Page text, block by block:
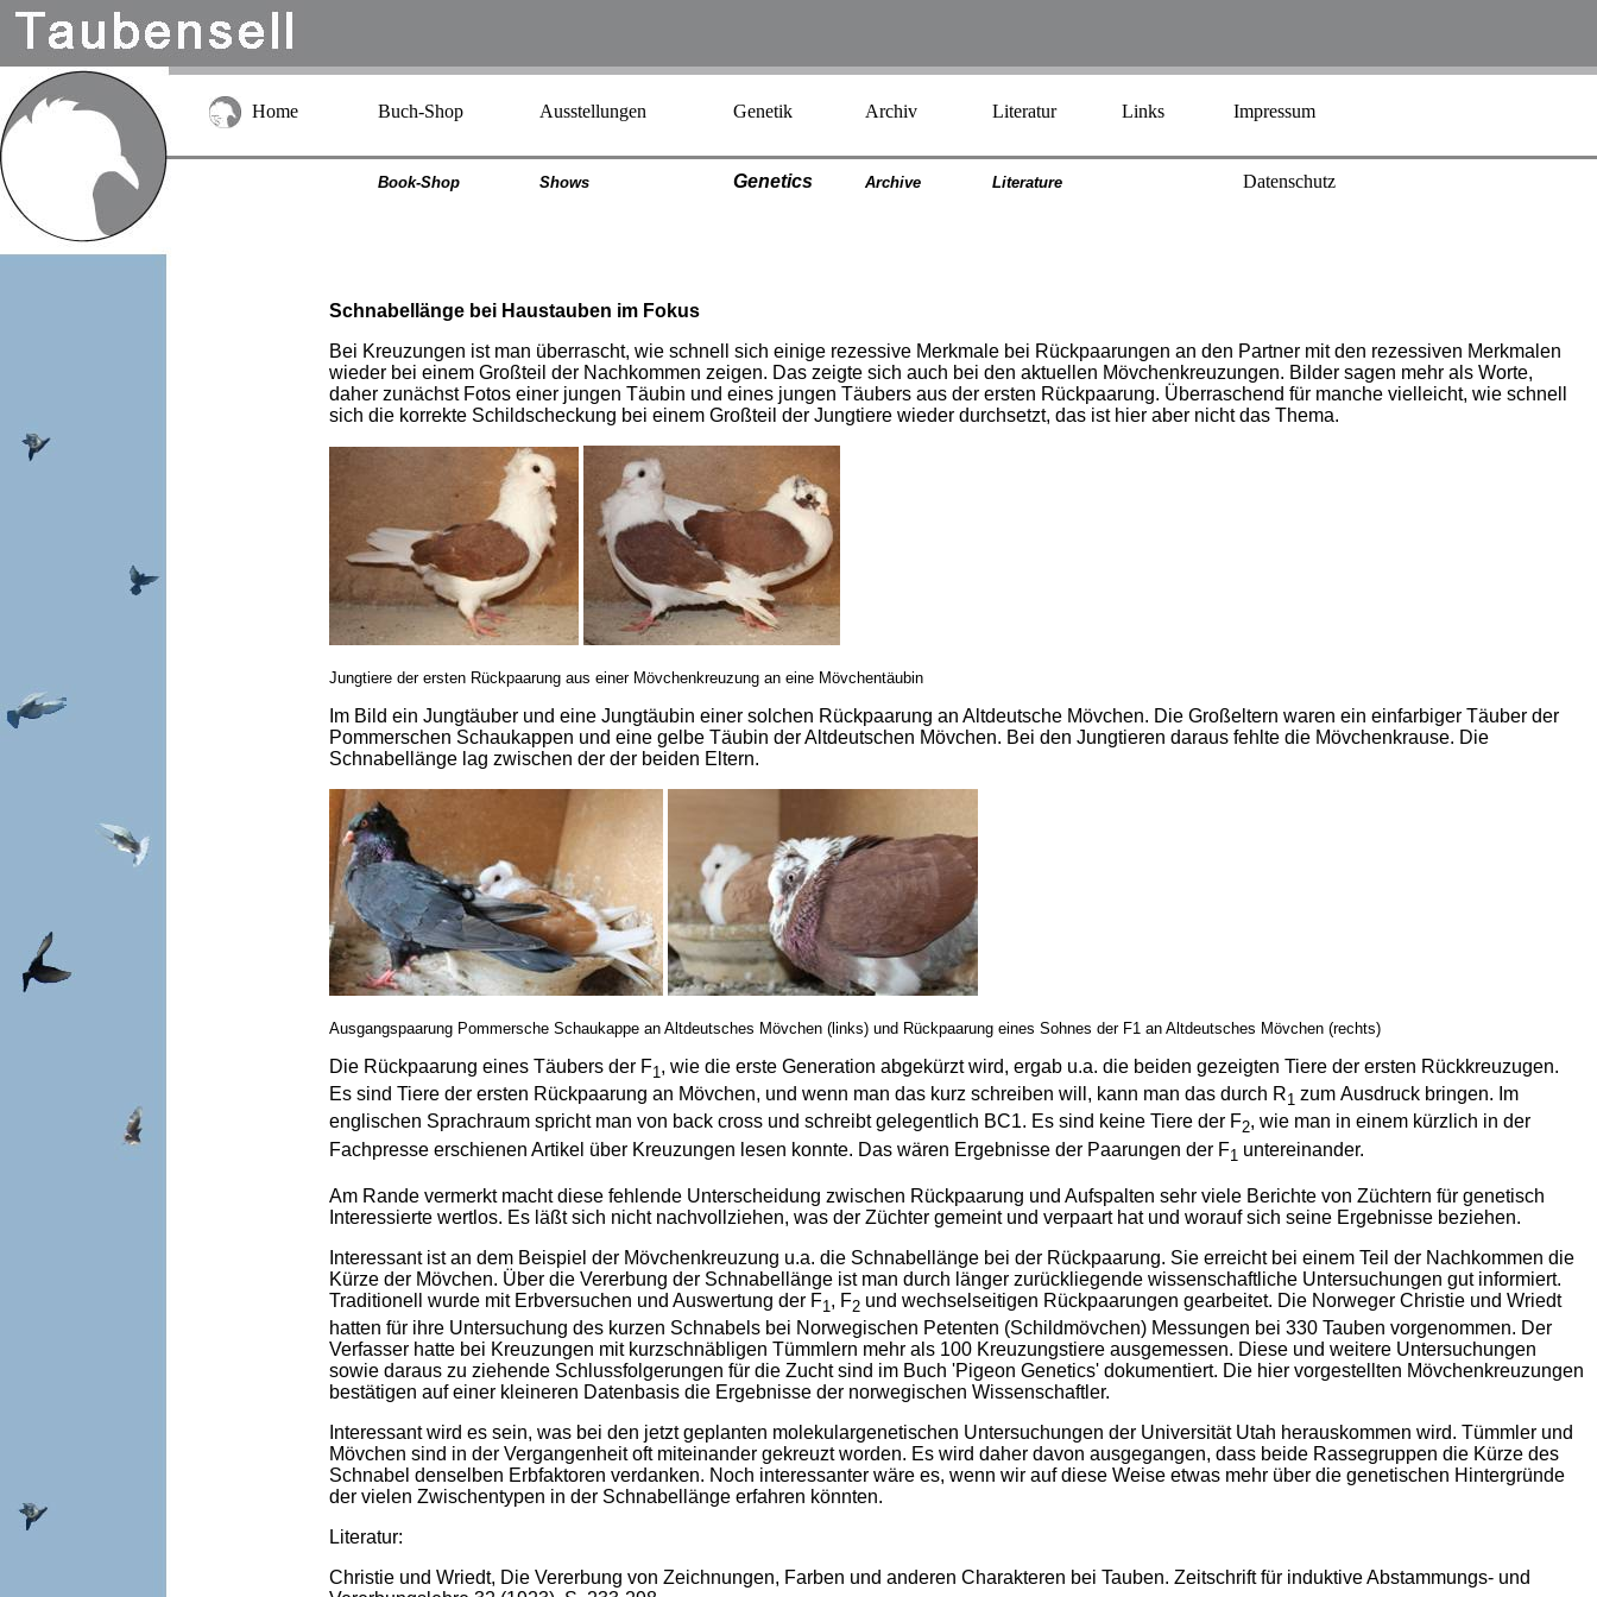
Home Buch-Shop Ausstellungen Genetik Archiv Literatur Links Impressum
Book-Shop Shows Genetics Archive Literature Datenschutz
Schnabellänge bei Haustauben im Fokus
Bei Kreuzungen ist man überrascht, wie schnell sich einige rezessive Merkmale bei Rückpaarungen an den Partner mit den rezessiven Merkmalen
wieder bei einem Großteil der Nachkommen zeigen. Das zeigte sich auch bei den aktuellen Mövchenkreuzungen. Bilder sagen mehr als Worte,
daher zunächst Fotos einer jungen Täubin und eines jungen Täubers aus der ersten Rückpaarung. Überraschend für manche vielleicht, wie schnell
sich die korrekte Schildscheckung bei einem Großteil der Jungtiere wieder durchsetzt, das ist hier aber nicht das Thema.
Jungtiere der ersten Rückpaarung aus einer Mövchenkreuzung an eine Mövchentäubin
Im Bild ein Jungtäuber und eine Jungtäubin einer solchen Rückpaarung an Altdeutsche Mövchen. Die Großeltern waren ein einfarbiger Täuber der
Pommerschen Schaukappen und eine gelbe Täubin der Altdeutschen Mövchen. Bei den Jungtieren daraus fehlte die Mövchenkrause. Die
Schnabellänge lag zwischen der der beiden Eltern.
Ausgangspaarung Pommersche Schaukappe an Altdeutsches Mövchen (links) und Rückpaarung eines Sohnes der F1 an Altdeutsches Mövchen (rechts)
Die Rückpaarung eines Täubers der F1, wie die erste Generation abgekürzt wird, ergab u.a. die beiden gezeigten Tiere der ersten Rückkreuzugen.
Es sind Tiere der ersten Rückpaarung an Mövchen, und wenn man das kurz schreiben will, kann man das durch R1 zum Ausdruck bringen. Im
englischen Sprachraum spricht man von back cross und schreibt gelegentlich BC1. Es sind keine Tiere der F2, wie man in einem kürzlich in der
Fachpresse erschienen Artikel über Kreuzungen lesen konnte. Das wären Ergebnisse der Paarungen der F1 untereinander.
Am Rande vermerkt macht diese fehlende Unterscheidung zwischen Rückpaarung und Aufspalten sehr viele Berichte von Züchtern für genetisch
Interessierte wertlos. Es läßt sich nicht nachvollziehen, was der Züchter gemeint und verpaart hat und worauf sich seine Ergebnisse beziehen.
Interessant ist an dem Beispiel der Mövchenkreuzung u.a. die Schnabellänge bei der Rückpaarung. Sie erreicht bei einem Teil der Nachkommen die
Kürze der Mövchen. Über die Vererbung der Schnabellänge ist man durch länger zurückliegende wissenschaftliche Untersuchungen gut informiert.
Traditionell wurde mit Erbversuchen und Auswertung der F1 , F2 und wechselseitigen Rückpaarungen gearbeitet. Die Norweger Christie und Wriedt
hatten für ihre Untersuchung des kurzen Schnabels bei Norwegischen Petenten (Schildmövchen) Messungen bei 330 Tauben vorgenommen. Der
Verfasser hatte bei Kreuzungen mit kurzschnäbligen Tümmlern mehr als 100 Kreuzungstiere ausgemessen. Diese und weitere Untersuchungen
sowie daraus zu ziehende Schlussfolgerungen für die Zucht sind im Buch 'Pigeon Genetics' dokumentiert. Die hier vorgestellten Mövchenkreuzungen
bestätigen auf einer kleineren Datenbasis die Ergebnisse der norwegischen Wissenschaftler.
Interessant wird es sein, was bei den jetzt geplanten molekulargenetischen Untersuchungen der Universität Utah herauskommen wird. Tümmler und
Mövchen sind in der Vergangenheit oft miteinander gekreuzt worden. Es wird daher davon ausgegangen, dass beide Rassegruppen die Kürze des
Schnabel denselben Erbfaktoren verdanken. Noch interessanter wäre es, wenn wir auf diese Weise etwas mehr über die genetischen Hintergründe
der vielen Zwischentypen in der Schnabellänge erfahren könnten.
Literatur:
Christie und Wriedt, Die Vererbung von Zeichnungen, Farben und anderen Charakteren bei Tauben. Zeitschrift für induktive Abstammungs- und